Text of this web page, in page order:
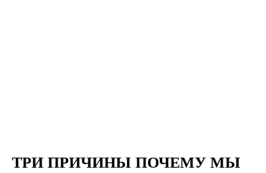
ТРИ ПРИЧИНЫ ПОЧЕМУ МЫ